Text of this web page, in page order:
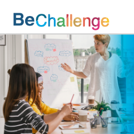
content
Bechallenge